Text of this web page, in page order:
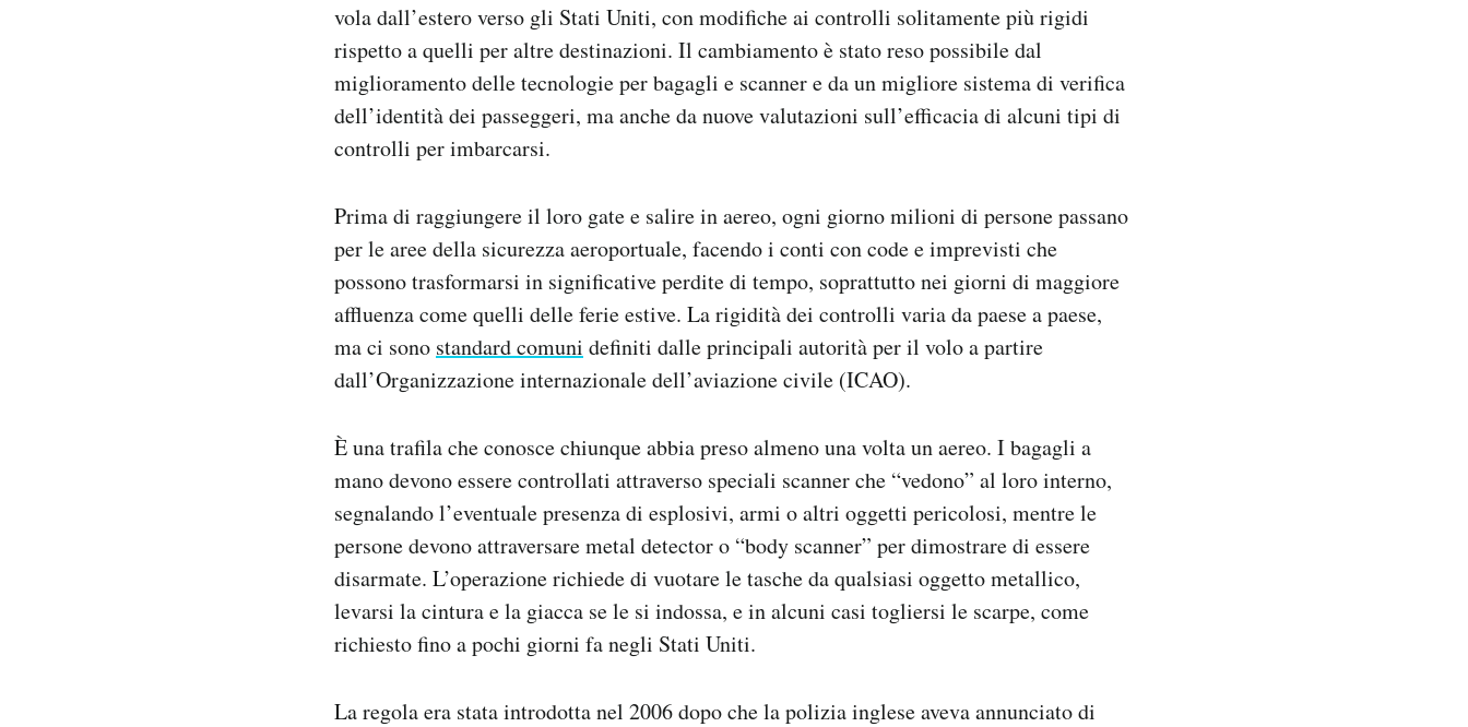
vola dall’estero verso gli Stati Uniti, con modifiche ai controlli solitamente più rigidi
rispetto a quelli per altre destinazioni. Il cambiamento è stato reso possibile dal
miglioramento delle tecnologie per bagagli e scanner e da un migliore sistema di verifica
dell’identità dei passeggeri, ma anche da nuove valutazioni sull’efficacia di alcuni tipi di
controlli per imbarcarsi.
Prima di raggiungere il loro gate e salire in aereo, ogni giorno milioni di persone passano
per le aree della sicurezza aeroportuale, facendo i conti con code e imprevisti che
possono trasformarsi in significative perdite di tempo, soprattutto nei giorni di maggiore
affluenza come quelli delle ferie estive. La rigidità dei controlli varia da paese a paese,
ma ci sono standard comuni definiti dalle principali autorità per il volo a partire
dall’Organizzazione internazionale dell’aviazione civile (ICAO).
È una trafila che conosce chiunque abbia preso almeno una volta un aereo. I bagagli a
mano devono essere controllati attraverso speciali scanner che “vedono” al loro interno,
segnalando l’eventuale presenza di esplosivi, armi o altri oggetti pericolosi, mentre le
persone devono attraversare metal detector o “body scanner” per dimostrare di essere
disarmate. L’operazione richiede di vuotare le tasche da qualsiasi oggetto metallico,
levarsi la cintura e la giacca se le si indossa, e in alcuni casi togliersi le scarpe, come
richiesto fino a pochi giorni fa negli Stati Uniti.
La regola era stata introdotta nel 2006 dopo che la polizia inglese aveva annunciato di